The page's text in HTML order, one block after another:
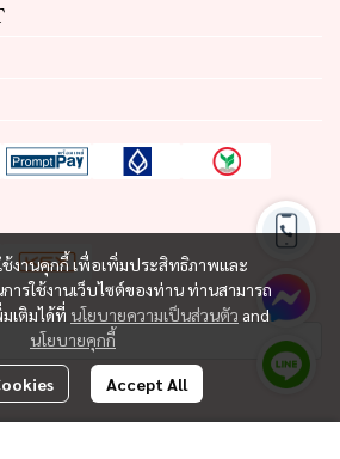
ช้งานคุกกี้ เพื่อเพิ่มประสิทธิภาพและ
รใช้งานเว็บไซต์ของท่าน ท่านสามารถ
เติมได้ที่ นโยบายความเป็นส่วนตัว and
นโยบายคุกกี้
Accept All